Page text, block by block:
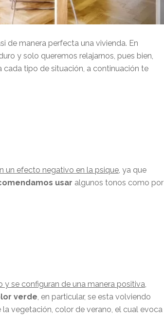
de manera perfecta una vivienda. En
y solo queremos relajarnos, pues bien,
tipo de situación, a continuación te
un efecto negativo en la psique, ya que
usar algunos tonos como por
se configuran de una manera positiva,
verde, en particular, se esta volviendo
vegetación, color de verano, el cual evoca